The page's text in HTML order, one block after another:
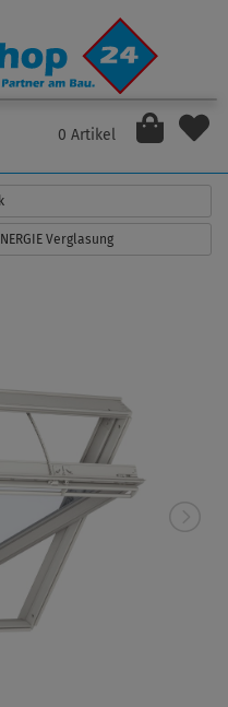
0 Artikel
Verglasung